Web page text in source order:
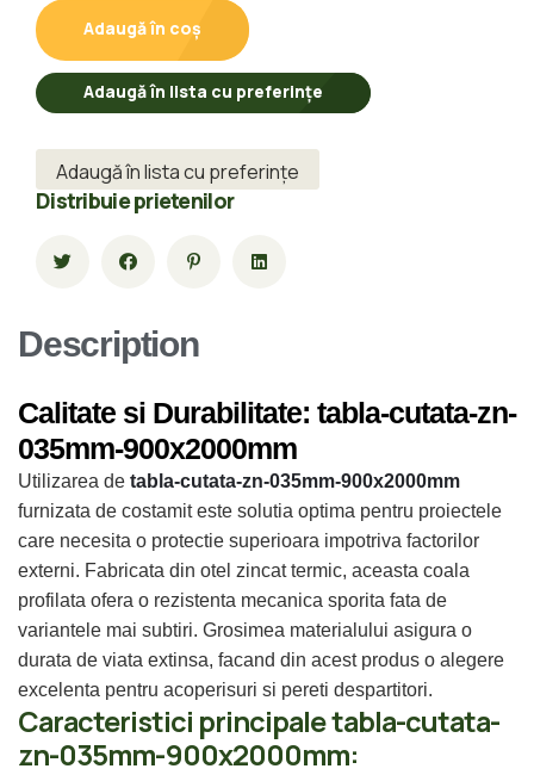
Adaugă în coș
Adaugă în lista cu preferințe
Adaugă în lista cu preferințe
Distribuie prietenilor
Description
Calitate si Durabilitate: tabla-cutata-zn-
035mm-900x2000mm
Utilizarea de tabla-cutata-zn-035mm-900x2000mm
furnizata de costamit este solutia optima pentru proiectele
care necesita o protectie superioara impotriva factorilor
externi. Fabricata din otel zincat termic, aceasta coala
profilata ofera o rezistenta mecanica sporita fata de
variantele mai subtiri. Grosimea materialului asigura o
durata de viata extinsa, facand din acest produs o alegere
excelenta pentru acoperisuri si pereti despartitori.
Caracteristici principale tabla-cutata-
zn-035mm-900x2000mm: